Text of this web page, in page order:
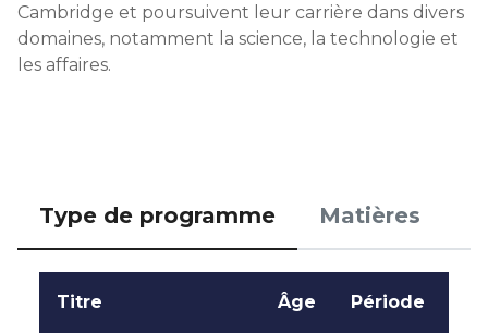
Tests ou entretien : un entretien est organisé avec
les élèves potentiels.
Notification des résultats : les résultats sont
Cambridge et poursuivent leur carrière dans divers
domaines, notamment la science, la technologie et
les affaires.
Type de programme Matières
Titre Âge Période